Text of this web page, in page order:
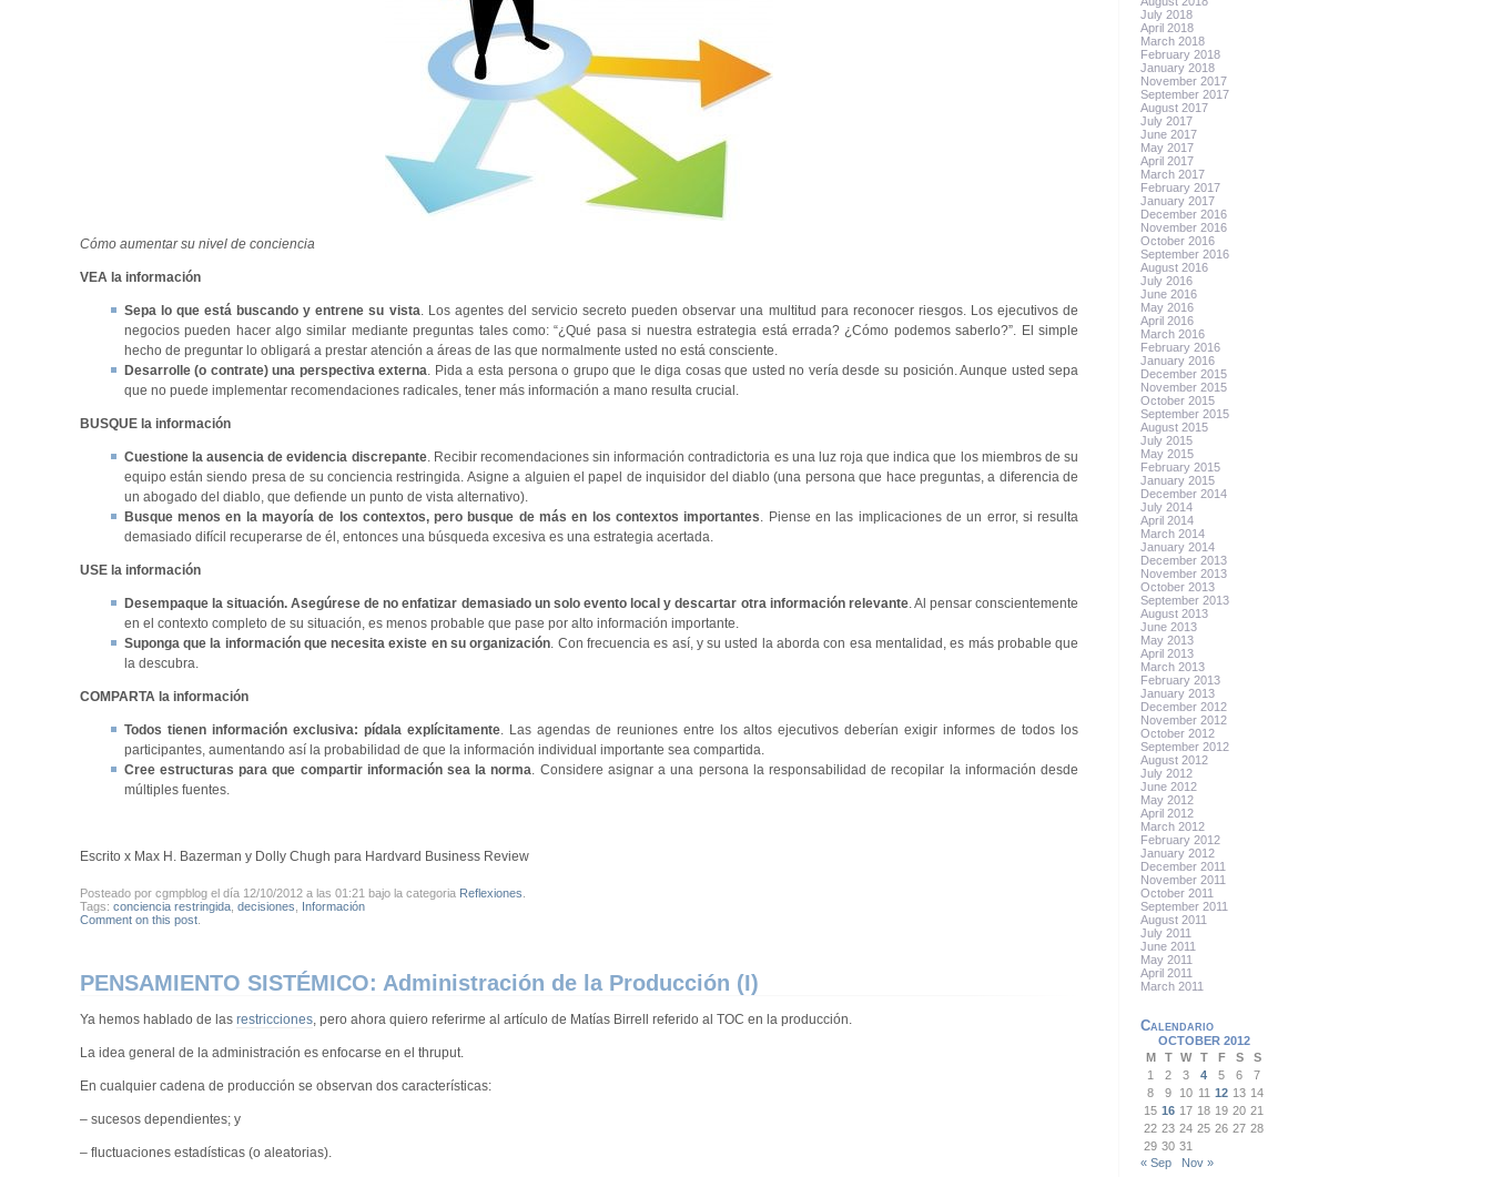
Cómo aumentar su nivel de conciencia
VEA la información
Sepa lo que está buscando y entrene su vista. Los agentes del servicio secreto pueden observar una multitud para reconocer riesgos. Los ejecutivos de
negocios pueden hacer algo similar mediante preguntas tales como: “¿Qué pasa si nuestra estrategia está errada? ¿Cómo podemos saberlo?”. El simple
hecho de preguntar lo obligará a prestar atención a áreas de las que normalmente usted no está consciente.
Desarrolle (o contrate) una perspectiva externa. Pida a esta persona o grupo que le diga cosas que usted no vería desde su posición. Aunque usted sepa
que no puede implementar recomendaciones radicales, tener más información a mano resulta crucial.
BUSQUE la información
Cuestione la ausencia de evidencia discrepante. Recibir recomendaciones sin información contradictoria es una luz roja que indica que los miembros de su
equipo están siendo presa de su conciencia restringida. Asigne a alguien el papel de inquisidor del diablo (una persona que hace preguntas, a diferencia de
un abogado del diablo, que defiende un punto de vista alternativo).
Busque menos en la mayoría de los contextos, pero busque de más en los contextos importantes. Piense en las implicaciones de un error, si resulta
demasiado difícil recuperarse de él, entonces una búsqueda excesiva es una estrategia acertada.
USE la información
Desempaque la situación. Asegúrese de no enfatizar demasiado un solo evento local y descartar otra información relevante. Al pensar conscientemente
en el contexto completo de su situación, es menos probable que pase por alto información importante.
Suponga que la información que necesita existe en su organización. Con frecuencia es así, y su usted la aborda con esa mentalidad, es más probable que
la descubra.
COMPARTA la información
Todos tienen información exclusiva: pídala explícitamente. Las agendas de reuniones entre los altos ejecutivos deberían exigir informes de todos los
participantes, aumentando así la probabilidad de que la información individual importante sea compartida.
Cree estructuras para que compartir información sea la norma. Considere asignar a una persona la responsabilidad de recopilar la información desde
múltiples fuentes.
Escrito x Max H. Bazerman y Dolly Chugh para Hardvard Business Review
Posteado por cgmpblog el día 12/10/2012 a las 01:21 bajo la categoria Reflexiones
Tags: conciencia restringida, decisiones
Información
Comment on this post.
PENSAMIENTO SISTÉMICO: Administración de la Producción (I)
Ya hemos hablado de las restricciones, pero ahora quiero referirme al artículo de Matías Birrell referido al TOC en la producción.
La idea general de la administración es enfocarse en el thruput.
En cualquier cadena de producción se observan dos características:
– sucesos dependientes; y
– fluctuaciones estadísticas (o aleatorias).
July 2018
April 2018
March 2018
February 2018
January 2018
November 2017
September 2017
August 2017
July 2017
June 2017
May 2017
April 2017
March 2017
February 2017
January 2017
December 2016
November 2016
October 2016
September 2016
August 2016
July 2016
June 2016
May 2016
April 2016
March 2016
February 2016
January 2016
December 2015
November 2015
October 2015
September 2015
August 2015
July 2015
May 2015
February 2015
January 2015
December 2014
July 2014
April 2014
March 2014
January 2014
December 2013
November 2013
October 2013
September 2013
August 2013
June 2013
May 2013
April 2013
March 2013
February 2013
January 2013
December 2012
November 2012
October 2012
September 2012
August 2012
July 2012
June 2012
May 2012
April 2012
March 2012
February 2012
January 2012
December 2011
November 2011
October 2011
September 2011
August 2011
July 2011
June 2011
May 2011
April 2011
March 2011
Calendario
OCTOBER 2012
M
T W T F S
S
1
2 3 4 5 6
7
8
9 10 11 12 13 14
15 16 17 18 19 20 21
22 23 24 25 26 27 28
29 30 31
« Sep
Nov »